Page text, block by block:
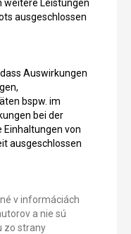
weitere Leistungen
ausgeschlossen
Auswirkungen
bspw. im
bei der
Einhaltungen von
ausgeschlossen
v informáciách
a nie sú
zo strany